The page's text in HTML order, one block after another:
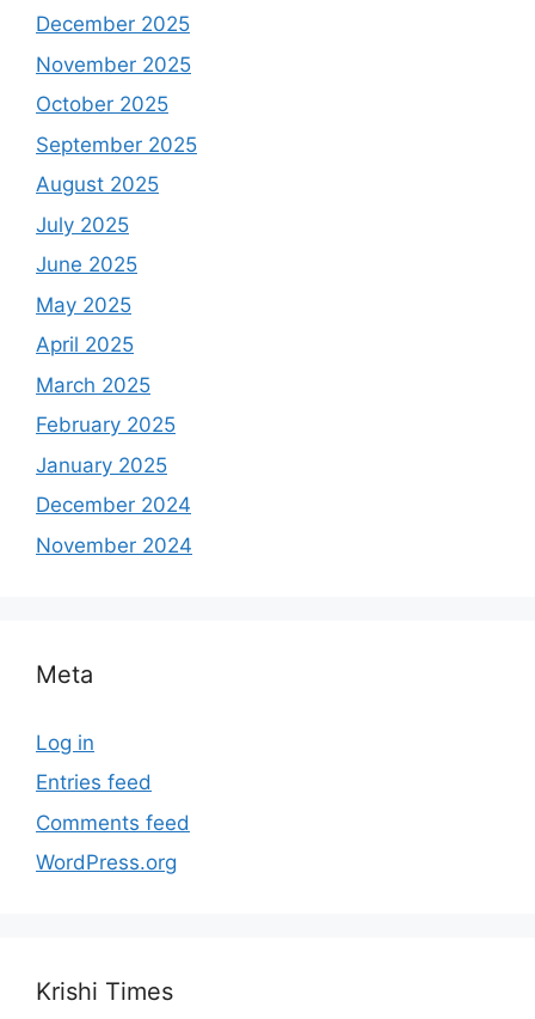
December 2025
November 2025
October 2025
September 2025
August 2025
July 2025
June 2025
May 2025
April 2025
March 2025
February 2025
January 2025
December 2024
November 2024
Meta
Log in
Entries feed
Comments feed
WordPress.org
Krishi Times